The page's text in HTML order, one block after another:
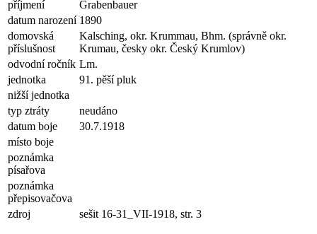
příjmení
Grabenbauer
datum narození 1890
domovská
příslušnost
Kalsching, okr. Krummau, Bhm. (správně okr.
Krumau, česky okr. Český Krumlov)
odvodní ročník Lm.
jednotka
91. pěší pluk
nižší jednotka
typ ztráty
neudáno
datum boje
30.7.1918
místo boje
poznámka
písařova
poznámka
přepisovačova
zdroj
sešit 16-31_VII-1918, str. 3